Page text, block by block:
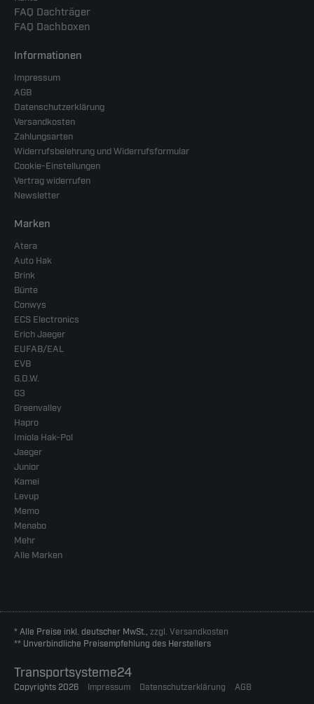
FAQ Dachträger
FAQ Dachboxen
Informationen
Impressum
AGB
Datenschutzerklärung
Versandkosten
Zahlungsarten
Widerrufsbelehrung und Widerrufsformular
Cookie-Einstellungen
Vertrag widerrufen
Newsletter
Marken
Atera
Auto Hak
Brink
Bünte
Conwys
ECS Electronics
Erich Jaeger
EUFAB/EAL
EVB
G.D.W.
G3
Greenvalley
Hapro
Imiola Hak-Pol
Jaeger
Junior
Kamei
Levup
Memo
Menabo
Mehr
Alle Marken
* Alle Preise inkl. deutscher MwSt., zzgl. Versandkosten
** Unverbindliche Preisempfehlung des Herstellers
Transportsysteme24
Copyrights 2026 Impressum Datenschutzerklärung AGB